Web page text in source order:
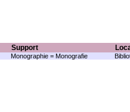
Support
Monographie = Monografie